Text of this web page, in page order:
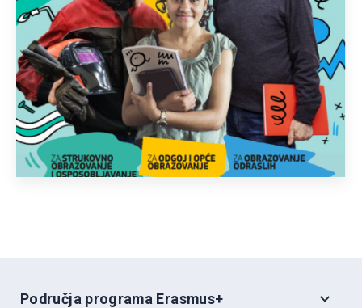
Područja programa Erasmus+